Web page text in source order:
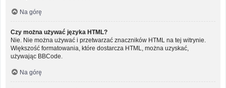
Na górę
Czy można używać języka HTML?
Nie. Nie można używać i przetwarzać znaczników HTML na tej witrynie.
Większość formatowania, które dostarcza HTML, można uzyskać,
używając BBCode.
Na górę